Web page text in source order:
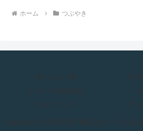
ホーム つぶやき